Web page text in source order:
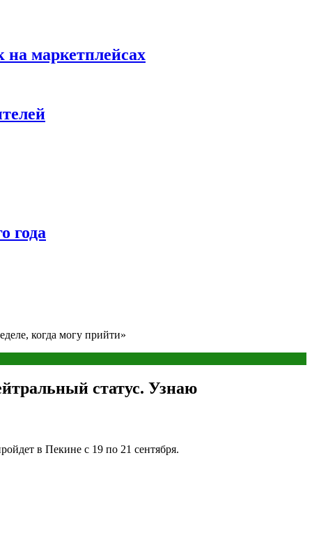
на маркетплейсах
года
когда могу прийти»
статус. Узнаю
в Пекине с 19 по 21 сентября.